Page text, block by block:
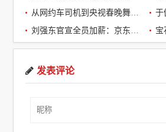
发表评论